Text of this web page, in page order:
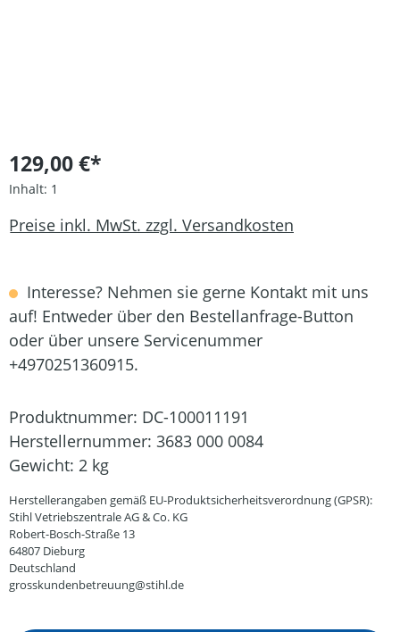
129,00 €*
Inhalt: 1
Preise inkl. MwSt. zzgl. Versandkosten
Interesse? Nehmen sie gerne Kontakt mit uns
auf! Entweder über den Bestellanfrage-Button
oder über unsere Servicenummer
+4970251360915.
Produktnummer: DC-100011191
Herstellernummer: 3683 000 0084
Gewicht: 2 kg
Herstellerangaben gemäß EU-Produktsicherheitsverordnung (GPSR):
Stihl Vetriebszentrale AG & Co. KG
Robert-Bosch-Straße 13
64807 Dieburg
Deutschland
grosskundenbetreuung@stihl.de